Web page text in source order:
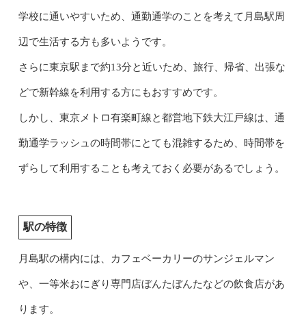
学校に通いやすいため、通勤通学のことを考えて月島駅周
辺で生活する方も多いようです。
さらに東京駅まで約13分と近いため、旅行、帰省、出張な
どで新幹線を利用する方にもおすすめです。
しかし、東京メトロ有楽町線と都営地下鉄大江戸線は、通
勤通学ラッシュの時間帯にとても混雑するため、時間帯を
ずらして利用することも考えておく必要があるでしょう。
駅の特徴
月島駅の構内には、カフェベーカリーのサンジェルマン
や、一等米おにぎり専門店ぼんたぼんたなどの飲食店があ
ります。